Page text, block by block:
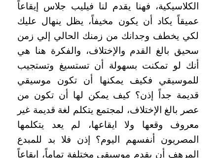
الكلاسيكية، فهنا يقدم لنا فيليب جلاس إيقاعاً
عميقاً يكاد أن يكون مخيفاً، يظل ينهال عليك
لكي يخطف وجدانك من زمنك الحالي إلي زمن
سحيق بالغ القدم والإختلاف، والفكرة هنا هي
أنك لو تمكنت بسهولة أن تستسيغ وتستجيب
للموسيقي فكيف يمكنها أن تكون موسيقي
قديمة جداً إذن؟ كيف يمكن لها أن تكون من
عصر بالغ الإختلاف، لمجتمع يتكلم لغة قديمة غير
معروف وقعها ولا ايقاعها، لم يعد يتكلمها
المصريون أنفسهم اليوم؟ إذن فلا بد للمبدع
المرهف أن يقدم موسيقي مختلفة تماماً، إيقاعاً